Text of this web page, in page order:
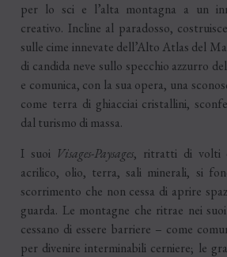
per lo sci e l’alta montagna a un
creativo. Incline al paradosso,
sulle cime innevate dell’Alto Atlas del
di candida neve sullo specchio azzurro
e comunica, con la sua opera, una
come terra di ghiacciai cristallini,
dal turismo di massa.
I suoi Visages-Paysages, ritratti di volti
acrilico, olio, terra, sali minerali, si
scorrimento che non cessa di aprire
guarda. Le montagne che ritrae nei
cessano di essere barriere – come
per divenire interminabili cerniere; le